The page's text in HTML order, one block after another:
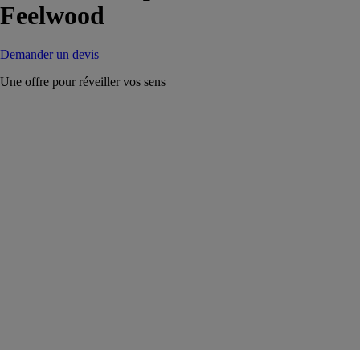
Feelwood
Demander un devis
Une offre pour réveiller vos sens